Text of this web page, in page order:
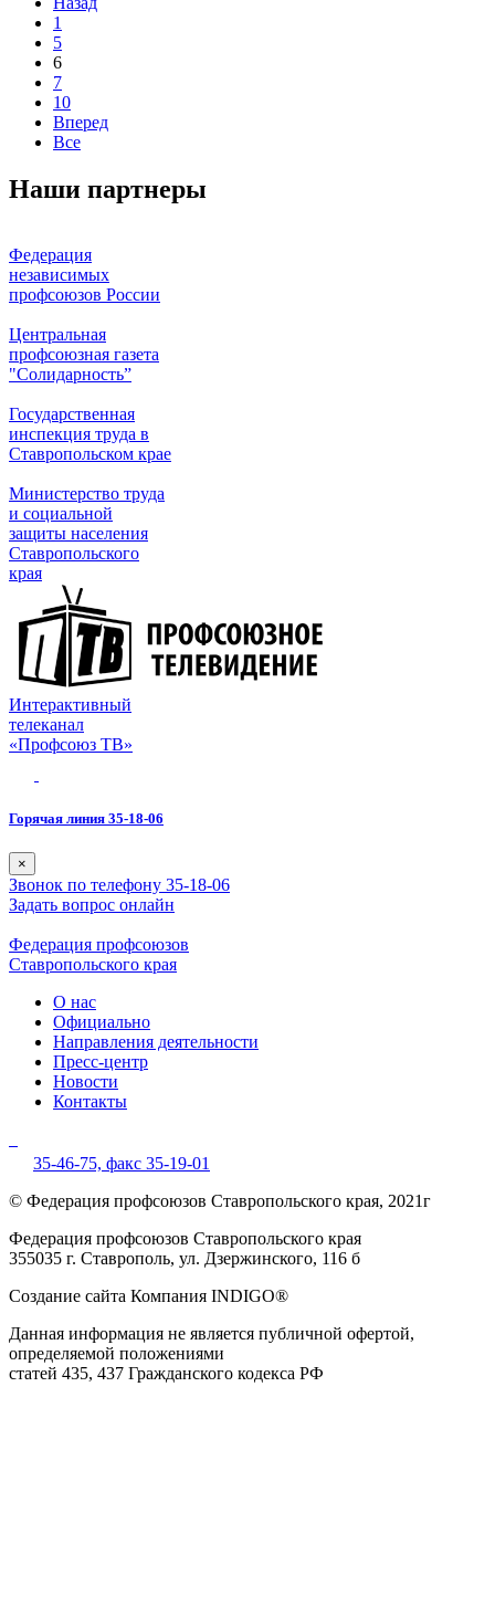
1
5
6
7
10
Вперед
Все
Наши партнеры
Федерация
независимых
профсоюзов России
Центральная
профсоюзная газета
"Солидарность”
Государственная
инспекция труда в
Ставропольском крае
Министерство труда
и социальной
защиты населения
Ставропольского
края
Интерактивный
телеканал
«Профсоюз ТВ»
Горячая линия 35-18-06
×
Звонок по телефону 35-18-06
Задать вопрос онлайн
Федерация профсоюзов
Ставропольского края
О нас
Официально
Направления деятельности
Пресс-центр
Новости
Контакты
35-46-75, факс 35-19-01
© Федерация профсоюзов Ставропольского края, 2021г
Федерация профсоюзов Ставропольского края
355035 г. Ставрополь, ул. Дзержинского, 116 б
Создание сайта Компания INDIGO®
Данная информация не является публичной офертой,
определяемой положениями
статей 435, 437 Гражданского кодекса РФ